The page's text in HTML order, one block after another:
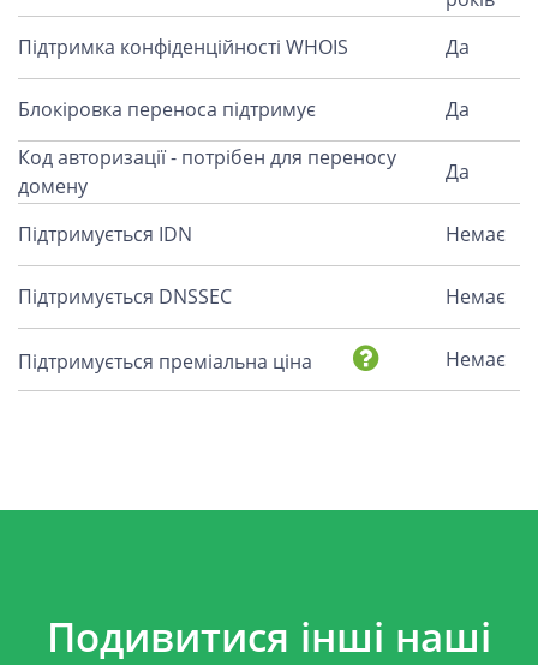
Підтримка конфіденційності WHOIS
Да
Блокіровка переноса підтримує
Да
Код авторизації - потрібен для переносу
домену
Да
Підтримується IDN Немає
Підтримується DNSSEC Немає
Підтримується преміальна ціна Немає
Подивитися інші наші